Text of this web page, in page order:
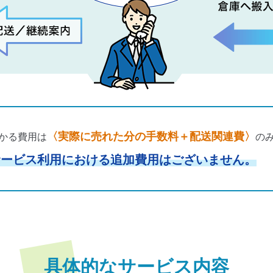
る費用は 〈実際に売れた分の手数料＋配送関連費〉 の
ビス利用における追加費用はございません。
具体的なサービス内容